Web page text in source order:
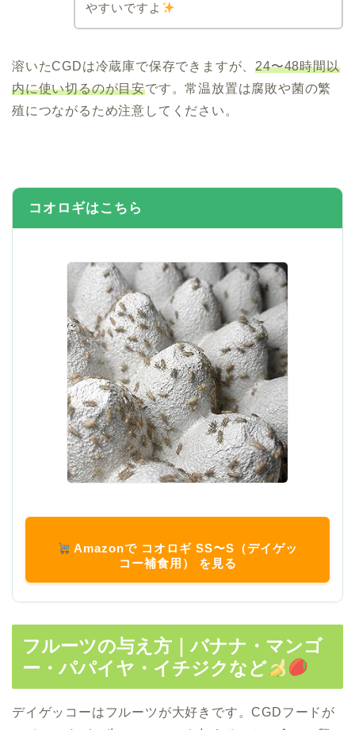
やすいですよ
溶いたCGDは冷蔵庫で保存できますが、24〜48時間以
内に使い切るのが目安です。常温放置は腐敗や菌の繁
殖につながるため注意してください。
コオロギはこちら
Amazonで コオロギ SS〜S（デイゲッ
コー補食用） を見る
フルーツの与え方｜バナナ・マンゴ
ー・パパイヤ・イチジクなど
デイゲッコーはフルーツが大好きです。CGDフードが